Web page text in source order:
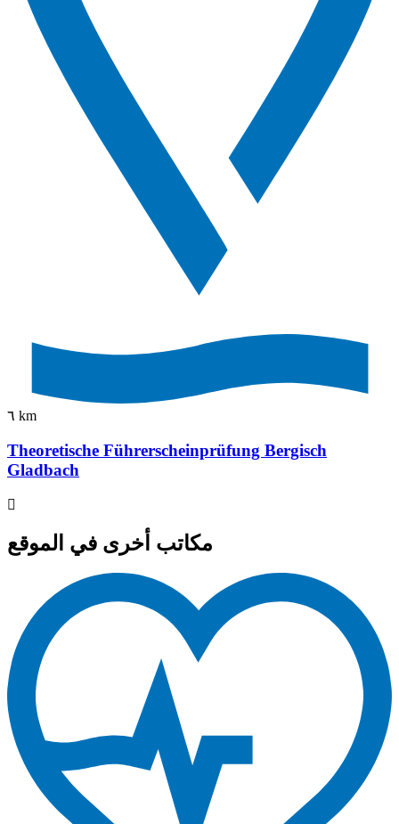
٦ km
Theoretische Führerscheinprüfung Bergisch
Gladbach
مكاتب أخرى في الموقع